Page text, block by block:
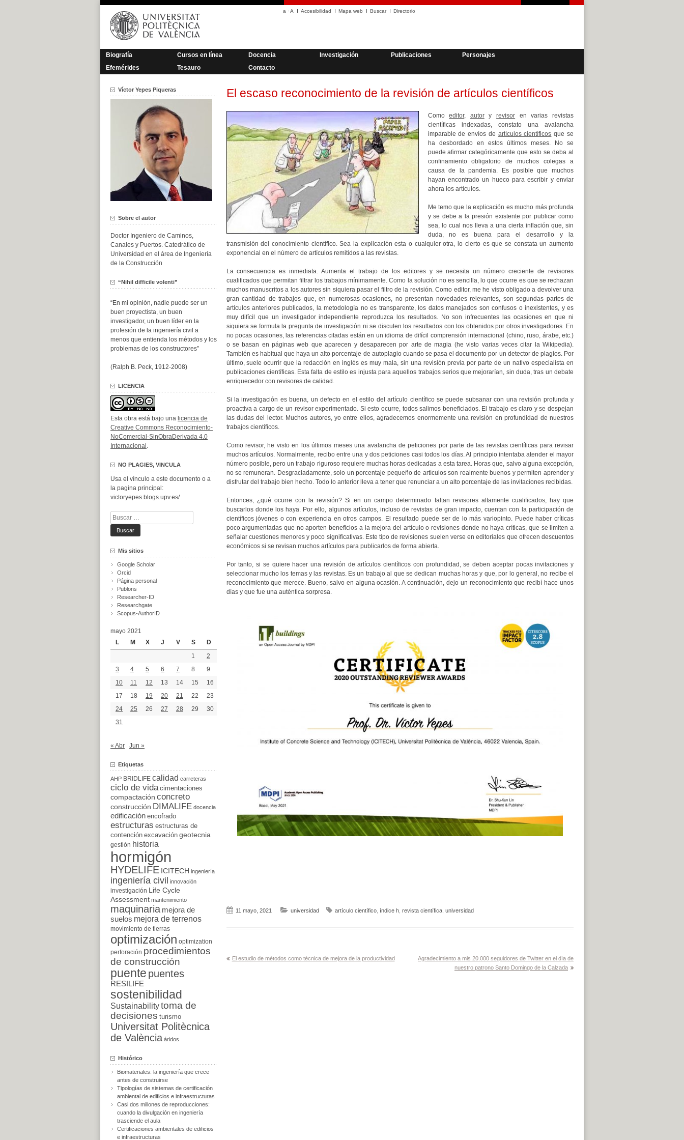
Saltar
contenido
a ·A Accesibilidad Mapa web Buscar Directorio
Biografía Cursos en línea Docencia Investigación Publicaciones
Personajes
Efemérides
Tesauro Contacto
El escaso reconocimiento de la revisión de artículos científicos
Comoeditor, autoryrevisor en varias revistas
científicas indexadas, constato una avalancha
imparable de envíos de artículos científicos que se
ha desbordado en estos últimos meses. No se
puede afirmar categóricamente que esto se deba al
confinamiento obligatorio de muchos colegas a
causa de la pandemia. Es posible que muchos
hayan encontrado un hueco para escribir y enviar
ahora los artículos.
Me temo que la explicación es mucho más profunda
y se debe a la presión existente por publicar como
sea, lo cual nos lleva a una cierta inflación que, sin
duda, no es buena para el desarrollo y la
transmisión del conocimiento científico. Sea la explicación esta o cualquier otra, lo cierto es que se constata un aumento
exponencial en el número de artículos remitidos a las revistas.
La consecuencia es inmediata. Aumenta el trabajo de los editores y se necesita un número creciente de revisores
cualificados que permitan filtrar los trabajos mínimamente. Como la solución no es sencilla, lo que ocurre es que se rechazan
muchos manuscritos a los autores sin siquiera pasar el filtro de la revisión. Como editor, me he visto obligado a devolver una
gran cantidad de trabajos que, en numerosas ocasiones, no presentan novedades relevantes, son segundas partes de
artículos anteriores publicados, la metodología no es transparente, los datos manejados son confusos o inexistentes, y es
muy difícil que un investigador independiente reproduzca los resultados. No son infrecuentes las ocasiones en que ni
siquiera se formula la pregunta de investigación ni se discuten los resultados con los obtenidos por otros investigadores. En
no pocas ocasiones, las referencias citadas están en un idioma de difícil comprensión internacional (chino, ruso, árabe, etc.)
o se basan en páginas web que aparecen y desaparecen por arte de magia (he visto varias veces citar la Wikipedia).
También es habitual que haya un alto porcentaje de autoplagio cuando se pasa el documento por un detector de plagios. Por
último, suele ocurrir que la redacción en inglés es muy mala, sin una revisión previa por parte de un nativo especialista en
publicaciones científicas. Esta falta de estilo es injusta para aquellos trabajos serios que mejorarían, sin duda, tras un debate
enriquecedor con revisores de calidad.
Si la investigación es buena, un defecto en el estilo del artículo científico se puede subsanar con una revisión profunda y
proactiva a cargo de un revisor experimentado. Si esto ocurre, todos salimos beneficiados. El trabajo es claro y se despejan
las dudas del lector. Muchos autores, yo entre ellos, agradecemos enormemente una revisión en profundidad de nuestros
trabajos científicos.
Como revisor, he visto en los últimos meses una avalancha de peticiones por parte de las revistas científicas para revisar
muchos artículos. Normalmente, recibo entre una y dos peticiones casi todos los días. Al principio intentaba atender el mayor
número posible, pero un trabajo riguroso requiere muchas horas dedicadas a esta tarea. Horas que, salvo alguna excepción,
no se remuneran. Desgraciadamente, solo un porcentaje pequeño de artículos son realmente buenos y permiten aprender y
disfrutar del trabajo bien hecho. Todo lo anterior lleva a tener que renunciar a un alto porcentaje de las invitaciones recibidas.
Entonces, ¿qué ocurre con la revisión? Si en un campo determinado faltan revisores altamente cualificados, hay que
buscarlos donde los haya. Por ello, algunos artículos, incluso de revistas de gran impacto, cuentan con la participación de
científicos jóvenes o con experiencia en otros campos. El resultado puede ser de lo más variopinto. Puede haber críticas
poco argumentadas que no aporten beneficios a la mejora del artículo o revisiones donde no haya críticas, que se limiten a
señalar cuestiones menores y poco significativas. Este tipo de revisiones suelen verse en editoriales que ofrecen descuentos
económicos si se revisan muchos artículos para publicarlos de forma abierta.
Por tanto, si se quiere hacer una revisión de artículos científicos con profundidad, se deben aceptar pocas invitaciones y
seleccionar mucho los temas y las revistas. Es un trabajo al que se dedican muchas horas y que, por lo general, no recibe el
reconocimiento que merece. Bueno, salvo en alguna ocasión. A continuación, dejo un reconocimiento que recibí hace unos
días y que fue una auténtica sorpresa.
11 mayo, 2021 universidad artículo científico, índice h, revista científica, universidad
Navegación
El estudio de métodos como técnica de mejora de la productividad
Agradecimiento a mis 20.000 seguidores de Twitter en el día de
nuestro patrono Santo Domingo de la Calzada
Víctor Yepes Piqueras
Sobre el autor
Doctor Ingeniero de Caminos,
Canales y Puertos. Catedrático de
Universidad en el área de Ingeniería
de la Construcción
“Nihil difficile volenti”
“En mi opinión, nadie puede ser un
buen proyectista, un buen
investigador, un buen líder en la
profesión de la ingeniería civil a
menos que entienda los métodos y los
problemas de los constructores”
(Ralph B. Peck, 1912-2008)
LICENCIA
Esta obra está bajo una licencia de
Creative Commons Reconocimiento-
NoComercial-SinObraDerivada 4.0
Internacional .
NO PLAGIES, VINCULA
Usa el vínculo a este documento o a
la pagina principal:
victoryepes.blogs.upv.es/
Buscar:
Mis sitios
Google Scholar
Orcid
Página personal
Publons
Researcher-ID
Researchgate
Scopus-AuthorID
mayo 2021
L
M X J V S
D
1
2
3
4 5 6 7 8
9
10
11 12 13 14 15
16
17
18 19 20 21 22
23
24
25 26 27 28 29
30
31
« Abr Jun »
Etiquetas
AHP BRIDLIFE calidad carreteras
ciclo de vida cimentaciones
compactación concreto
construcción DIMALIFE docencia
edificación encofrado
estructuras estructuras de
contención excavación geotecnia
gestión historia
hormigón
HYDELIFE ICITECH ingeniería
ingeniería civil innovación
investigación
Life Cycle
Assessment mantenimiento
maquinaria mejora de
suelos mejora de terrenos
movimiento de tierras
optimización optimization
perforación procedimientos
de construcción
puente puentes
RESILIFE
sostenibilidad
Sustainabilitytoma de
decisiones turismo
Universitat Politècnica
de València áridos
Histórico
Biomateriales: la ingeniería que crece
antes de construirse
Tipologías de sistemas de certificación
ambiental de edificios e infraestructuras
Casi dos millones de reproducciones:
cuando la divulgación en ingeniería
trasciende el aula
Certificaciones ambientales de edificios
e infraestructuras